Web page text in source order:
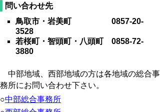
問い合わせ先
鳥取市・岩美町 0857-20-
3528
若桜町・智頭町・八頭町 0858-72-
3880
中部地域、西部地域の方は各地域の総合事
務所にお問い合わせ下さい。
○中部総合事務所